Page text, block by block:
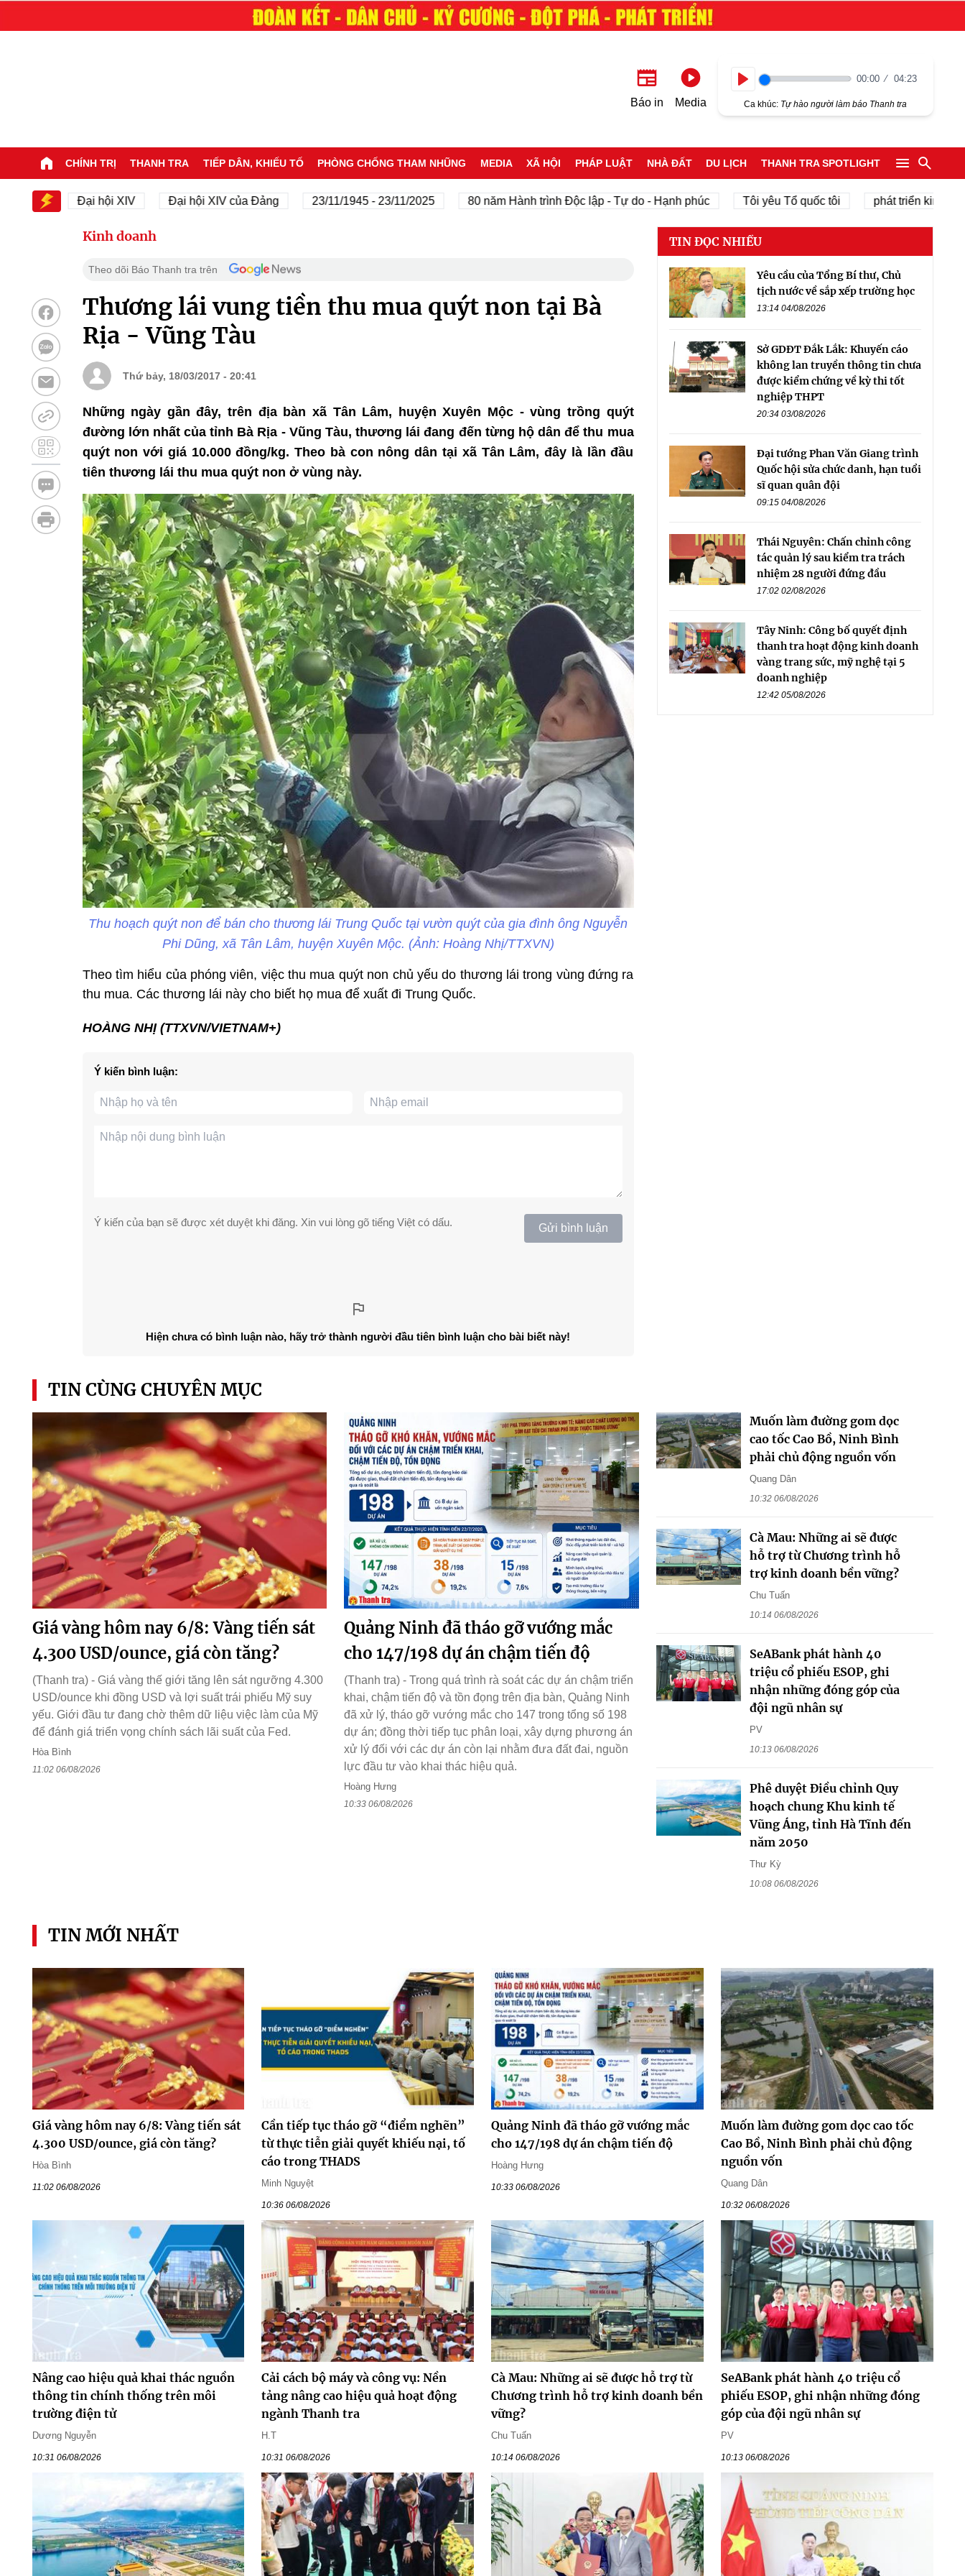
Báo in Media
00:00 04:23
Ca khúc: Tự hào người làm báo Thanh tra
CHÍNH TRỊ THANH TRA TIẾP DÂN, KHIẾU TỐ PHÒNG CHỐNG THAM NHŨNG MEDIA XÃ HỘI PHÁP LUẬT NHÀ ĐẤT DU LỊCH THANH TRA SPOTLIGHT
Đại hội XIV Đại hội XIV của Đảng 23/11/1945 - 23/11/2025 80 năm Hành trình Độc lập - Tự do - Hạnh phúc Tôi yêu Tổ quốc tôi phát triển kinh tế tư nhân
Kinh doanh
Theo dõi Báo Thanh tra trên
Thương lái vung tiền thu mua quýt non tại Bà
Rịa - Vũng Tàu
Thứ bảy, 18/03/2017 - 20:41
Những ngày gần đây, trên địa bàn xã Tân Lâm, huyện Xuyên Mộc - vùng trồng quýt
đường lớn nhất của tỉnh Bà Rịa - Vũng Tàu, thương lái đang đến từng hộ dân để thu mua
quýt non với giá 10.000 đồng/kg. Theo bà con nông dân tại xã Tân Lâm, đây là lần đầu
tiên thương lái thu mua quýt non ở vùng này.
Thu hoạch quýt non để bán cho thương lái Trung Quốc tại vườn quýt của gia đình ông Nguyễn
Phi Dũng, xã Tân Lâm, huyện Xuyên Mộc. (Ảnh: Hoàng Nhị/TTXVN)
Theo tìm hiểu của phóng viên, việc thu mua quýt non chủ yếu do thương lái trong vùng đứng ra
thu mua​. Các thương lái này cho biết họ mua để xuất đi Trung Quốc.
HOÀNG NHỊ (TTXVN/VIETNAM+)
Ý kiến bình luận:
Ý kiến của bạn sẽ được xét duyệt khi đăng. Xin vui lòng gõ tiếng Việt có dấu. Gửi bình luận
Hiện chưa có bình luận nào, hãy trở thành người đầu tiên bình luận cho bài biết này!
TIN ĐỌC NHIỀU
Yêu cầu của Tổng Bí thư, Chủ
tịch nước về sắp xếp trường học
13:14 04/08/2026
Sở GDĐT Đắk Lắk: Khuyến cáo
không lan truyền thông tin chưa
được kiểm chứng về kỳ thi tốt
nghiệp THPT
20:34 03/08/2026
Đại tướng Phan Văn Giang trình
Quốc hội sửa chức danh, hạn tuổi
sĩ quan quân đội
09:15 04/08/2026
Thái Nguyên: Chấn chỉnh công
tác quản lý sau kiểm tra trách
nhiệm 28 người đứng đầu
17:02 02/08/2026
Tây Ninh: Công bố quyết định
thanh tra hoạt động kinh doanh
vàng trang sức, mỹ nghệ tại 5
doanh nghiệp
12:42 05/08/2026
TIN CÙNG CHUYÊN MỤC
Giá vàng hôm nay 6/8: Vàng tiến sát
4.300 USD/ounce, giá còn tăng?
(Thanh tra) - Giá vàng thế giới tăng lên sát ngưỡng 4.300
USD/ounce khi đồng USD và lợi suất trái phiếu Mỹ suy
yếu. Giới đầu tư đang chờ thêm dữ liệu việc làm của Mỹ
để đánh giá triển vọng chính sách lãi suất của Fed.
Hòa Bình
11:02 06/08/2026
Quảng Ninh đã tháo gỡ vướng mắc
cho 147/198 dự án chậm tiến độ
(Thanh tra) - Trong quá trình rà soát các dự án chậm triển
khai, chậm tiến độ và tồn đọng trên địa bàn, Quảng Ninh
đã xử lý, tháo gỡ vướng mắc cho 147 trong tổng số 198
dự án; đồng thời tiếp tục phân loại, xây dựng phương án
xử lý đối với các dự án còn lại nhằm đưa đất đai, nguồn
lực đầu tư vào khai thác hiệu quả.
Hoàng Hưng
10:33 06/08/2026
Muốn làm đường gom dọc
cao tốc Cao Bồ, Ninh Bình
phải chủ động nguồn vốn
Quang Dân
10:32 06/08/2026
Cà Mau: Những ai sẽ được
hỗ trợ từ Chương trình hỗ
trợ kinh doanh bền vững?
Chu Tuấn
10:14 06/08/2026
SeABank phát hành 40
triệu cổ phiếu ESOP, ghi
nhận những đóng góp của
đội ngũ nhân sự
PV
10:13 06/08/2026
Phê duyệt Điều chỉnh Quy
hoạch chung Khu kinh tế
Vũng Áng, tỉnh Hà Tĩnh đến
năm 2050
Thư Kỳ
10:08 06/08/2026
TIN MỚI NHẤT
Giá vàng hôm nay 6/8: Vàng tiến sát
4.300 USD/ounce, giá còn tăng?
Hòa Bình
11:02 06/08/2026
Cần tiếp tục tháo gỡ “điểm nghẽn”
từ thực tiễn giải quyết khiếu nại, tố
cáo trong THADS
Minh Nguyệt
10:36 06/08/2026
Quảng Ninh đã tháo gỡ vướng mắc
cho 147/198 dự án chậm tiến độ
Hoàng Hưng
10:33 06/08/2026
Muốn làm đường gom dọc cao tốc
Cao Bồ, Ninh Bình phải chủ động
nguồn vốn
Quang Dân
10:32 06/08/2026
Nâng cao hiệu quả khai thác nguồn
thông tin chính thống trên môi
trường điện tử
Dương Nguyễn
10:31 06/08/2026
Cải cách bộ máy và công vụ: Nền
tảng nâng cao hiệu quả hoạt động
ngành Thanh tra
H.T
10:31 06/08/2026
Cà Mau: Những ai sẽ được hỗ trợ từ
Chương trình hỗ trợ kinh doanh bền
vững?
Chu Tuấn
10:14 06/08/2026
SeABank phát hành 40 triệu cổ
phiếu ESOP, ghi nhận những đóng
góp của đội ngũ nhân sự
PV
10:13 06/08/2026